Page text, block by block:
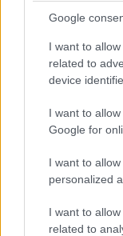
Google
I want to
related to
device
I want to
Google for
I want to
personalized
I want to
related to
Señales de
¿Te sientes
explican